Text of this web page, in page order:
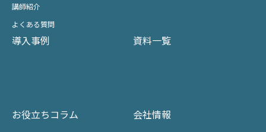
講師紹介
よくある質問
導入事例
お役立ちコラム
資料一覧
会社情報